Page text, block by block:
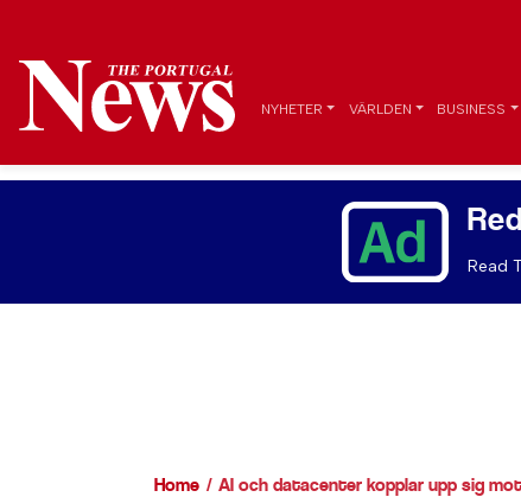
NYHETER VÄRLDEN BUSINESS
Read
Home AI och datacenter kopplar upp sig